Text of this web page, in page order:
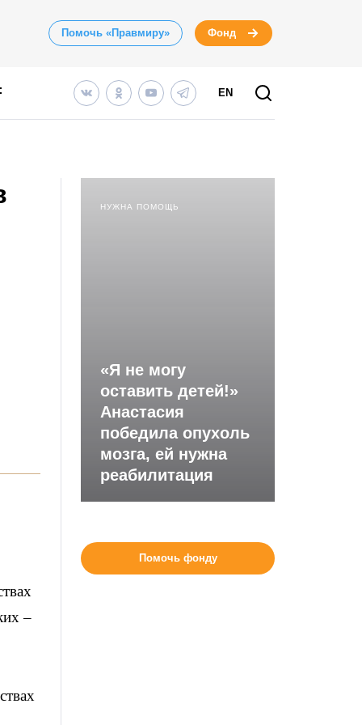
Помочь «Правмиру» Фонд
EN
–
НУЖНА ПОМОЩЬ
«Я не могу
оставить детей!»
Анастасия
победила опухоль
мозга, ей нужна
реабилитация
Помочь фонду